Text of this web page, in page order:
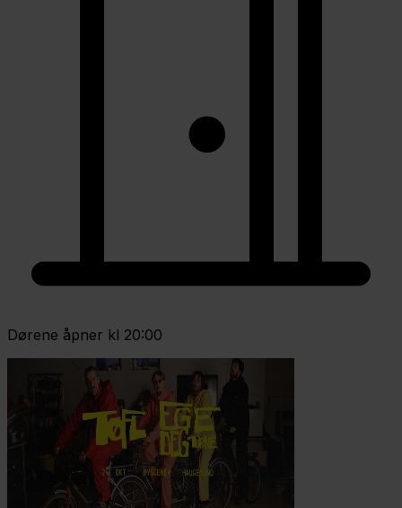
Dørene åpner kl 20:00